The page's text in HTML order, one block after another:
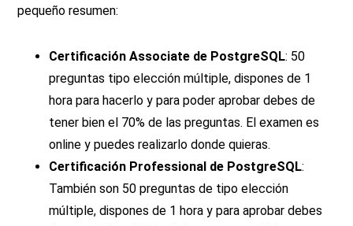
pequeño resumen:
Certificación Associate de PostgreSQL: 50
preguntas tipo elección múltiple, dispones de 1
hora para hacerlo y para poder aprobar debes de
tener bien el 70% de las preguntas. El examen es
online y puedes realizarlo donde quieras.
Certificación Professional de PostgreSQL:
También son 50 preguntas de tipo elección
múltiple, dispones de 1 hora y para aprobar debes